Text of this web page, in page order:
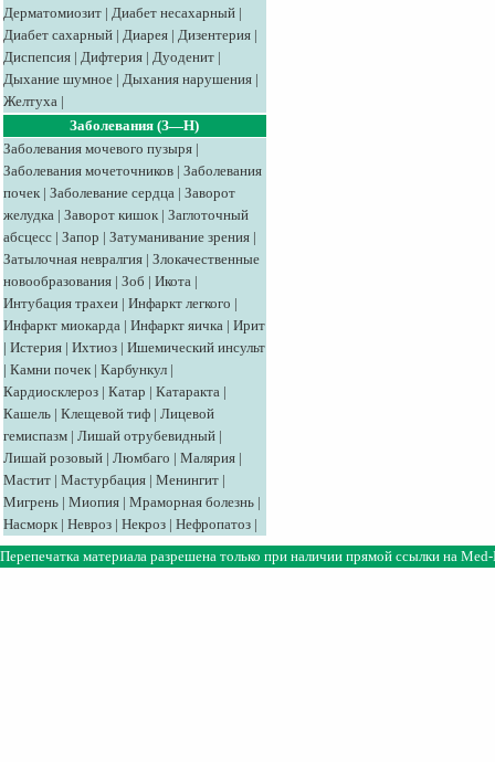
Дерматомиозит | Диабет несахарный |
Диабет сахарный | Диарея | Дизентерия |
Диспепсия | Дифтерия | Дуоденит |
Дыхание шумное | Дыхания нарушения |
Желтуха |
Заболевания (З—Н)
Заболевания мочевого пузыря |
Заболевания мочеточников | Заболевания
почек | Заболевание сердца | Заворот
желудка | Заворот кишок | Заглоточный
абсцесс | Запор | Затуманивание зрения |
Затылочная невралгия | Злокачественные
новообразования | Зоб | Икота |
Интубация трахеи | Инфаркт легкого |
Инфаркт миокарда | Инфаркт яичка | Ирит
| Истерия | Ихтиоз | Ишемический инсульт
| Камни почек | Карбункул |
Кардиосклероз | Катар | Катаракта |
Кашель | Клещевой тиф | Лицевой
гемиспазм | Лишай отрубевидный |
Лишай розовый | Люмбаго | Малярия |
Мастит | Мастурбация | Менингит |
Мигрень | Миопия | Мраморная болезнь |
Насморк | Невроз | Некроз | Нефропатоз |
Перепечатка материала разрешена только при наличии прямой ссылки на